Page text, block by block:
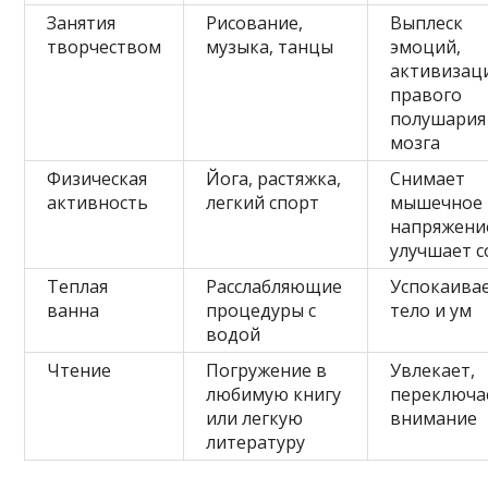
Занятия
творчеством
Рисование,
музыка, танцы
Выплеск
эмоций,
правого
полушария
мозга
Физическая
активность
Йога, растяжка,
легкий спорт
Снимает
мышечное
улучшает
Теплая
ванна
Расслабляющие
процедуры с
водой
тело и ум
Чтение
Погружение в
любимую книгу
или легкую
литературу
Увлекает,
внимание